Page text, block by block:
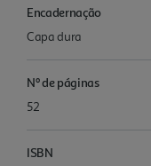
Encadernação
Capa dura
Nº de páginas
52
ISBN